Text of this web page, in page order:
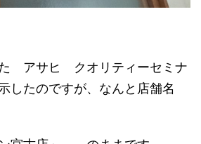
アサヒ クオリティーセミナ
したのですが、なんと店舗名